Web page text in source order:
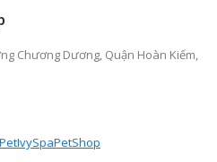
Chương Dương, Quận Hoàn Kiếm,